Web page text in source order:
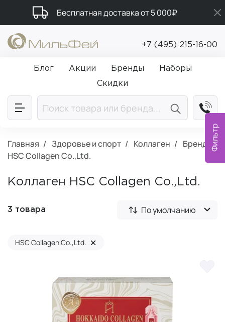
Фильтр
Бесплатная доставка от 5 000₽
Промокод ПРИВЕТ
Подарки в каждый заказ от 5 000₽
+7 (495) 215-16-00
Блог Акции Бренды
Наборы
Скидки
Главная Здоровье и спорт Коллаген
Бренд:
HSC Collagen Co.,Ltd.
Коллаген HSC Collagen Co.,Ltd.
3 товара По умолчанию
HSC Collagen Co.,Ltd. ×